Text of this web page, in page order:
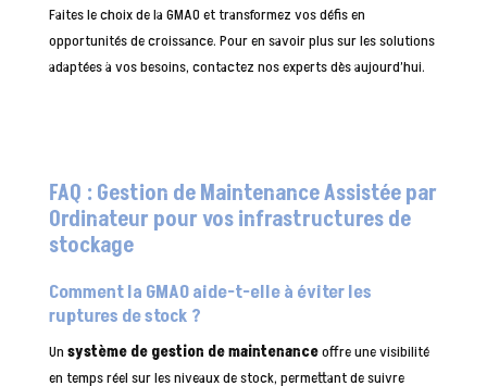
Faites le choix de la GMAO et transformez vos défis en
opportunités de croissance. Pour en savoir plus sur les solutions
adaptées à vos besoins, contactez nos experts dès aujourd’hui.
FAQ : Gestion de Maintenance Assistée par
Ordinateur pour vos infrastructures de
stockage
Comment la GMAO aide-t-elle à éviter les
ruptures de stock ?
Un système de gestion de maintenanceoffre une visibilité
en temps réel sur les niveaux de stock, permettant de suivre